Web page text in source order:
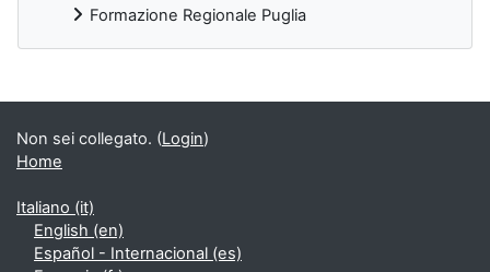
Formazione Regionale Puglia
Blocchi supplementari
Non sei collegato. (Login)
Home
Italiano ‎(it)‎
English ‎(en)‎
Español - Internacional ‎(es)‎